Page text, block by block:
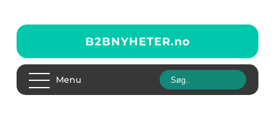
B2BNYHETER.no
Menu